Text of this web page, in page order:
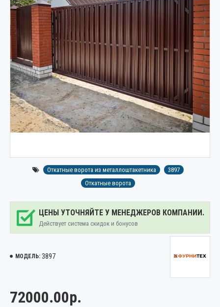
Откатные ворота из металлоштакетника
3897
Откатные ворота
ЦЕНЫ УТОЧНЯЙТЕ У МЕНЕДЖЕРОВ КОМПАНИИ.
Действует система скидок и бонусов
МОДЕЛЬ: 3897
72000.00р.